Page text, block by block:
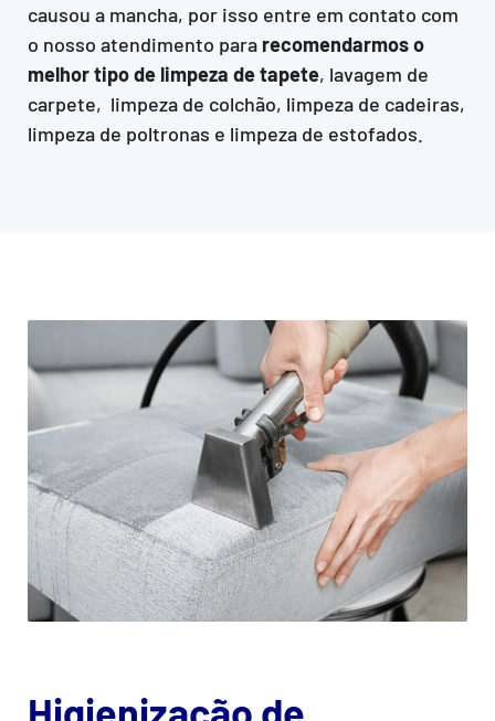
causou a mancha, por isso entre em contato com
o nosso atendimento para recomendarmos o
melhor tipo de limpeza de tapete, lavagem de
carpete, limpeza de colchão, limpeza de cadeiras,
limpeza de poltronas e limpeza de estofados.
Higienização de